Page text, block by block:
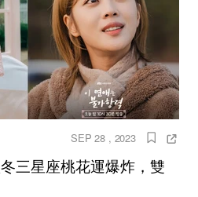
SEP 28 , 2023
三星座桃花運爆炸，雙